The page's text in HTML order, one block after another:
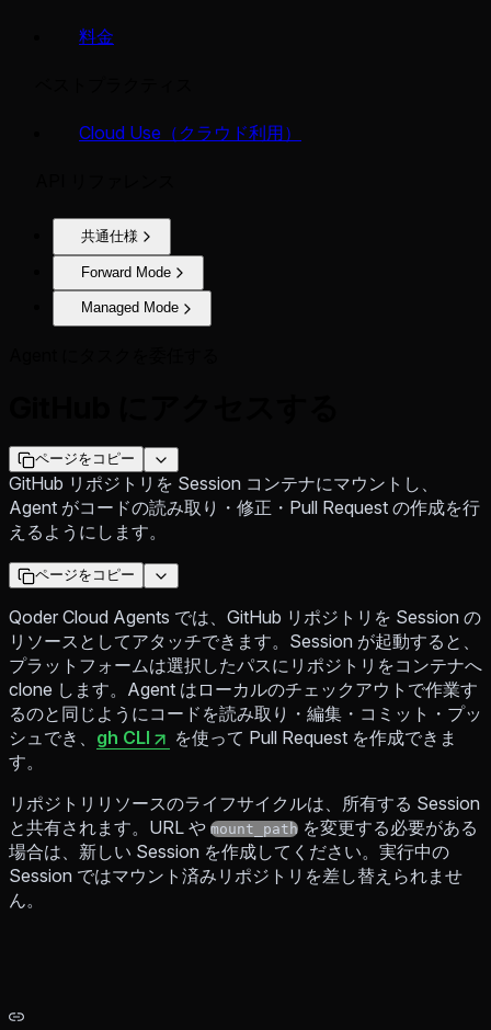
料金
Cloud Use（クラウド利用）
共通仕様
Forward Mode
Managed Mode
ページをコピー
GitHub リポジトリを Session コンテナにマウントし、
Agent がコードの読み取り・修正・Pull Request の作成を行
えるようにします。
ページをコピー
Qoder Cloud Agents では、GitHub リポジトリを Session の
リソースとしてアタッチできます。Session が起動すると、
プラットフォームは選択したパスにリポジトリをコンテナへ
clone します。Agent はローカルのチェックアウトで作業す
るのと同じようにコードを読み取り・編集・コミット・プッ
シュでき、 gh CLI
を使って Pull Request を作成できま
す。
リポジトリリソースのライフサイクルは、所有する Session
と共有されます。URL や mount_path を変更する必要がある
場合は、新しい Session を作成してください。実行中の
Session ではマウント済みリポジトリを差し替えられませ
ん。